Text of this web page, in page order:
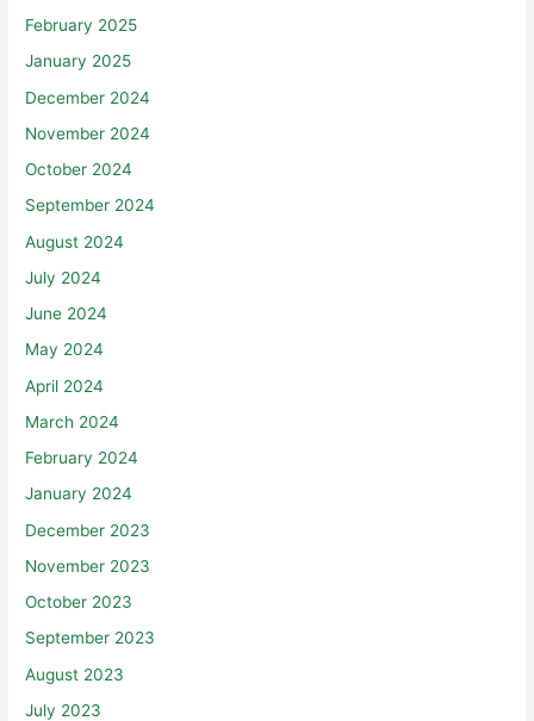
February 2025
January 2025
December 2024
November 2024
October 2024
September 2024
August 2024
July 2024
June 2024
May 2024
April 2024
March 2024
February 2024
January 2024
December 2023
November 2023
October 2023
September 2023
August 2023
July 2023